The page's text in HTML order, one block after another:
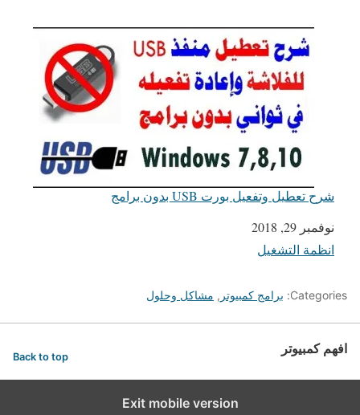
شرح تعطيل وتفعيل بورت USB بدون برامج
التاريخ
نوفمبر 29, 2018
في ما يتعلق بما يأتي
انظمة التشغيل
Categories: برامج كمبيوتر , مشاكل وحلول
افهم كمبيوتر Back to top
Exit mobile version